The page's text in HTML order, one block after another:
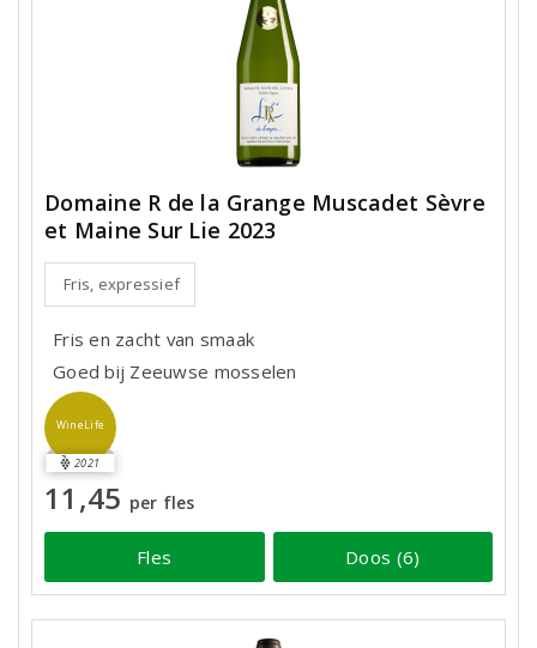
Domaine R de la Grange Muscadet Sèvre
et Maine Sur Lie 2023
Fris, expressief
Fris en zacht van smaak
Goed bij Zeeuwse mosselen
WineLife
2021
11,45 per fles
Fles Doos (6)